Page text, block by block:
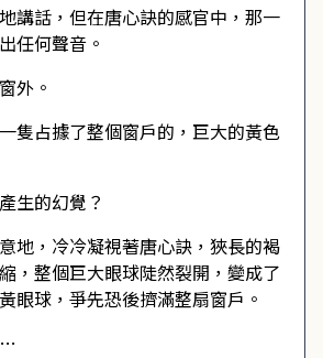
講話，但在唐心訣的感官中，那一
任何聲音。
外。
隻占據了整個窗戶的，巨大的黃色
生的幻覺？
地，冷冷凝視著唐心訣，狹長的褐
，整個巨大眼球陡然裂開，變成了
眼球，爭先恐後擠滿整扇窗戶。